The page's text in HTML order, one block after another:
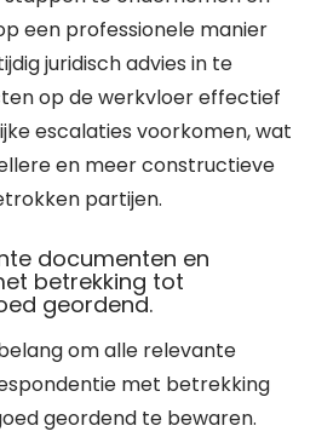
een professionele manier
juridisch advies in te
op de werkvloer effectief
escalaties voorkomen, wat
en meer constructieve
partijen.
documenten en
betrekking tot
geordend.
om alle relevante
met betrekking
geordend te bewaren.